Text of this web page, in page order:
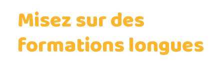
Misez sur des
formations longues